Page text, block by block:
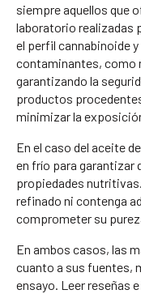
siempre aquellos que
laboratorio realizadas
el perfil cannabinoide
contaminantes, como
garantizando la
productos
minimizar la
En el caso del aceite
en frío para garantizar
propiedades
refinado ni contenga
comprometer su
En ambos casos, las
cuanto a sus fuentes,
ensayo. Leer reseñas